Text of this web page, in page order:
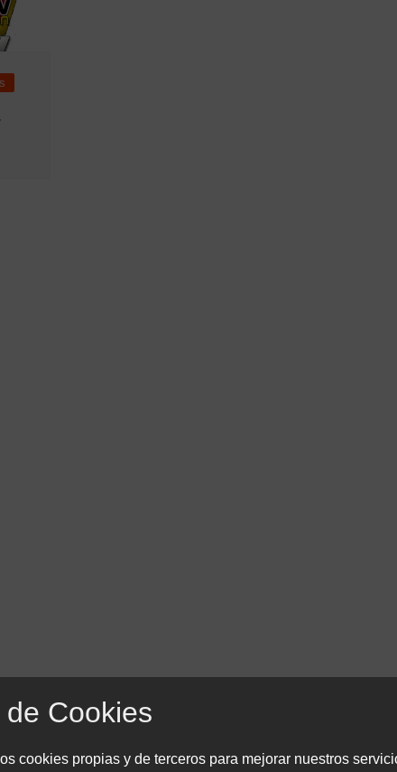
de Cookies
cookies propias y de terceros para mejorar nuestros